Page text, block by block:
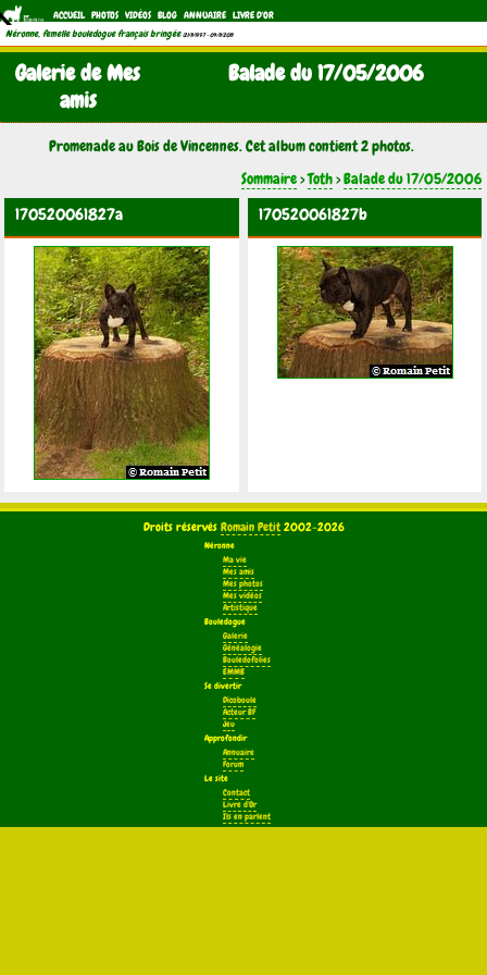
ACCUEIL PHOTOS VIDÉOS BLOG ANNUAIRE LIVRE D'OR
Néronne, femelle bouledogue français bringée (21/11/1997 - 04/11/2011)
Galerie de Mes
amis
Balade du 17/05/2006
Promenade au Bois de Vincennes. Cet album contient 2 photos.
Sommaire>Toth>Balade du 17/05/2006
170520061827a 170520061827b
Droits réservés Romain Petit2002-2026
Néronne
Ma vie
Mes amis
Mes photos
Mes vidéos
Artistique
Bouledogue
Galerie
Généalogie
Bouledofolies
EMMB
Se divertir
Dicoboule
Acteur BF
Jeu
Approfondir
Annuaire
Forum
Le site
Contact
Livre d'Or
Ils en parlent